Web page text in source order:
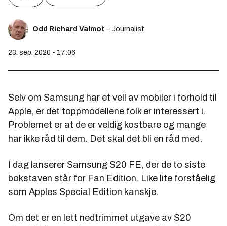
Odd Richard Valmot – Journalist
23. sep. 2020 - 17:06
Selv om Samsung har et vell av mobiler i forhold til
Apple, er det toppmodellene folk er interessert i.
Problemet er at de er veldig kostbare og mange
har ikke råd til dem. Det skal det bli en råd med.
I dag lanserer Samsung S20 FE, der de to siste
bokstaven står for Fan Edition. Like lite forståelig
som Apples Special Edition kanskje.
Om det er en lett nedtrimmet utgave av S20